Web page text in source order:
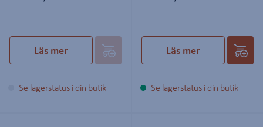
Läs mer
Se lagerstatus i din butik
Läs mer
Se lagerstatus i din butik